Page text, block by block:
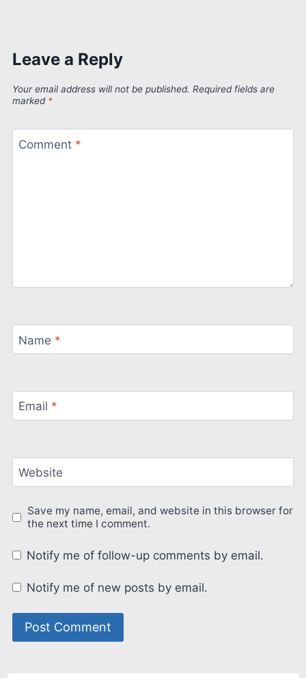
Leave a Reply
Your email address will not be published. Required fields are
marked *
Comment *
Name *
Email *
Website
Save my name, email, and website in this browser for
the next time I comment.
Notify me of follow-up comments by email.
Notify me of new posts by email.